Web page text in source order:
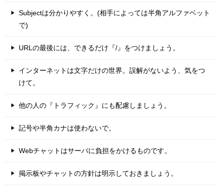
Subjectは分かりやすく。(相手によっては半角アルファベット
で)
URLの最後には、できるだけ『/』をつけましょう。
インターネットは文字だけの世界。誤解がないよう、気をつ
けて。
他の人の『トラフィック』にも配慮しましょう。
記号や半角カナは使わないで。
Webチャットはサーバに負担をかけるものです。
掲示板やチャットの方針は明示しておきましょう。